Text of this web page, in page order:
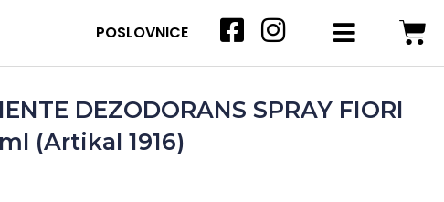
POSLOVNICE
DEZODORANS SPRAY FIORI
(Artikal 1916)